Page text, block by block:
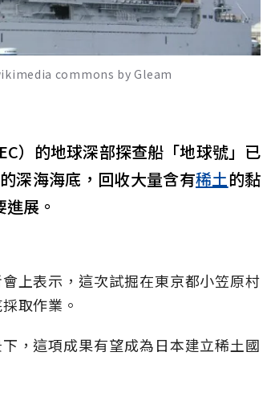
commons by Gleam
）的地球深部探查船「地球號」已
深海海底，回收大量含有稀土的黏
展。
上表示，這次試掘在東京都小笠原村
取作業。
，這項成果有望成為日本建立稀土國